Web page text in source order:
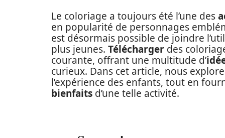
Le coloriage a toujours été l’une des
en popularité de personnages
est désormais possible de joindre
plus jeunes. Télécharger des
courante, offrant une multitude d’
curieux. Dans cet article, nous
l’expérience des enfants, tout en
bienfaits d’une telle activité.